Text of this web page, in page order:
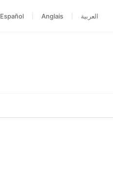
Español Anglais العربية